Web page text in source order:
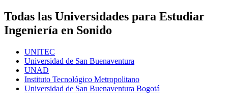
Todas las Universidades para Estudiar
Ingeniería en Sonido
UNITEC
Universidad de San Buenaventura
UNAD
Instituto Tecnológico Metropolitano
Universidad de San Buenaventura Bogotá